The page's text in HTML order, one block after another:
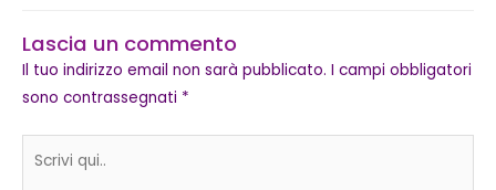
Lascia un commento
Il tuo indirizzo email non sarà pubblicato. I campi obbligatori
sono contrassegnati *